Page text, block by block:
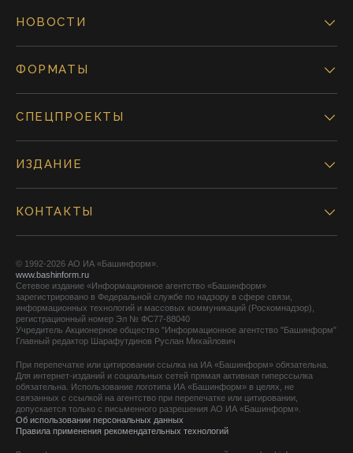
НОВОСТИ
ФОРМАТЫ
СПЕЦПРОЕКТЫ
ИЗДАНИЕ
КОНТАКТЫ
© 1992-2026 АО ИА «Башинформ».
www.bashinform.ru
Сетевое издание «Информационное агентство «Башинформ»
зарегистрировано в Федеральной службе по надзору в сфере связи,
информационных технологий и массовых коммуникаций (Роскомнадзор),
регистрационный номер Эл № ФС77-88040
Учредитель Акционерное общество "Информационное агентство "Башинформ"
Главный редактор Шарафутдинов Руслан Михайлович
При перепечатке или цитировании ссылка на ИА «Башинформ» обязательна.
Для интернет-изданий и социальных сетей прямая активная гиперссылка
обязательна. Использование логотипа ИА «Башинформ» в целях, не
связанных с ссылкой на агентство при перепечатке или цитировании,
допускается только с письменного разрешения АО ИА «Башинформ».
Об использовании персональных данных
Правила применения рекомендательных технологий